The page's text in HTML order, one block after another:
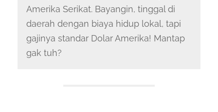
Amerika Serikat. Bayangin, tinggal di
daerah dengan biaya hidup lokal, tapi
gajinya standar Dolar Amerika! Mantap
gak tuh?